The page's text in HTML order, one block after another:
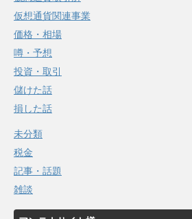
仮想通貨関連事業
価格・相場
噂・予想
投資・取引
儲けた話
損した話
未分類
税金
記事・話題
雑談